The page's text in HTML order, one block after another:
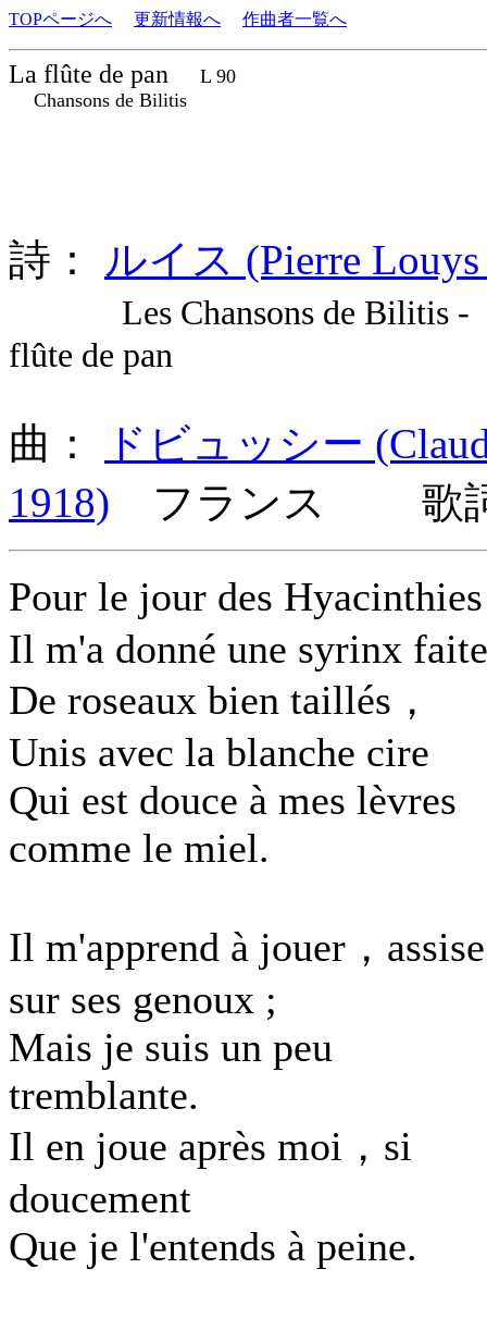
TOPページへ 更新情報へ 作曲者一覧へ
La flûte de pan
L 90
Chansons de Bilitis
詩： ルイス (Pierre
Les Chansons de Bilitis -
flûte de pan
曲：
ドビュッシー
1918) フランス 歌詞
Pour le jour des
Il m'a donné une syrinx faite
De roseaux bien taillés，
Unis avec la blanche cire
Qui est douce à mes lèvres
comme le miel.
Il m'apprend à jouer，assise
sur ses genoux ;
Mais je suis un peu
tremblante.
Il en joue après moi，si
doucement
Que je l'entends à peine.